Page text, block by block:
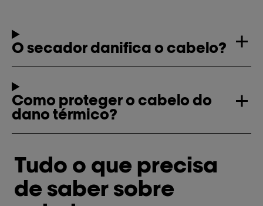
O secador danifica o cabelo?
Como proteger o cabelo do
dano térmico?
Tudo o que precisa
de saber sobre